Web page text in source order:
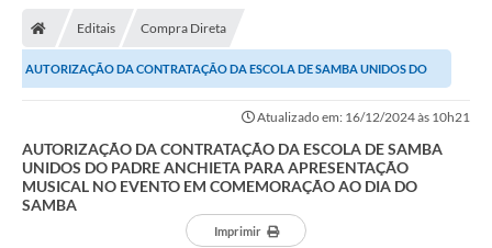
Editais Compra Direta
AUTORIZAÇÃO DA CONTRATAÇÃO DA ESCOLA DE SAMBA UNIDOS DO
Atualizado em: 16/12/2024 às 10h21
AUTORIZAÇÃO DA CONTRATAÇÃO DA ESCOLA DE SAMBA
UNIDOS DO PADRE ANCHIETA PARA APRESENTAÇÃO
MUSICAL NO EVENTO EM COMEMORAÇÃO AO DIA DO
SAMBA
Imprimir